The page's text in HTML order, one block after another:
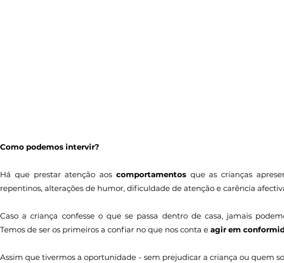
Como podemos intervir?
Há que prestar atenção aos comportamentos que as crianças
repentinos, alterações de humor, dificuldade de atenção e carência
Caso a criança confesse o que se passa dentro de casa, jamais
Temos de ser os primeiros a confiar no que nos conta e agir em
Assim que tivermos a oportunidade - sem prejudicar a criança ou quem